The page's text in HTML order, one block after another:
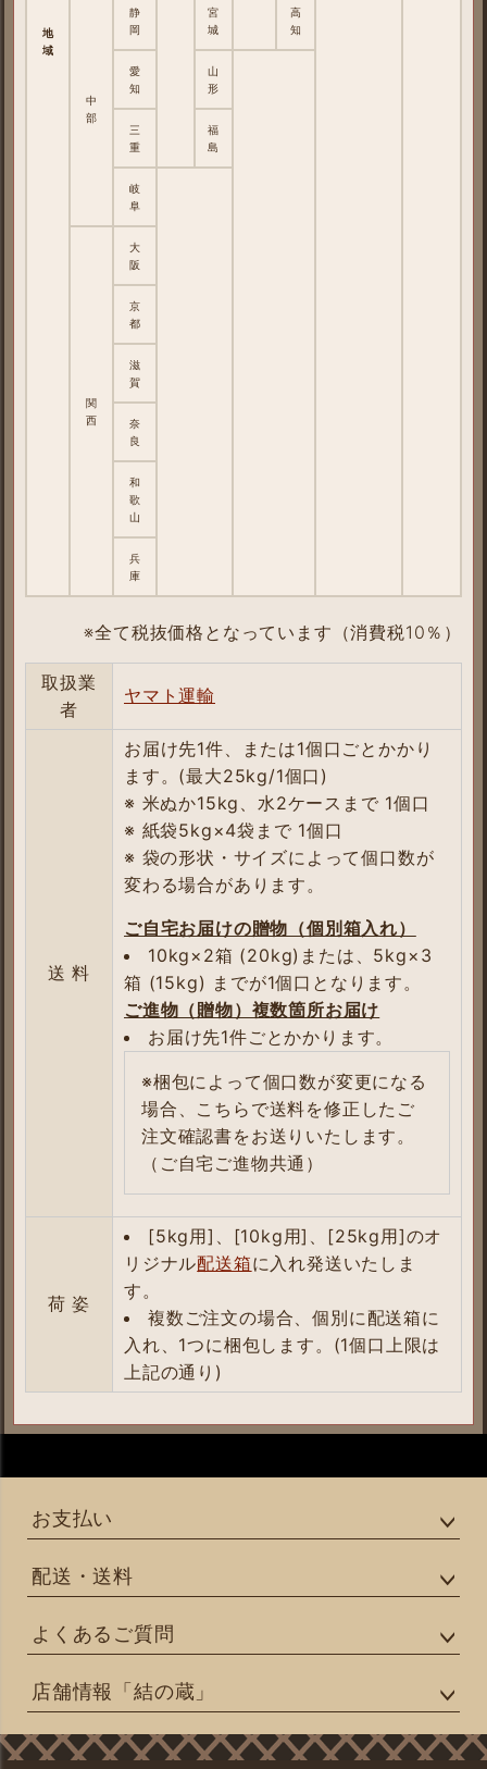
地
域
中
部
静
岡
宮
城
高
知
愛
知
山
形
三
重
福
島
岐
阜
関
西
大
阪
京
都
滋
賀
奈
良
和
歌
山
兵
庫
※全て税抜価格となっています（消費税10％）
取扱業
者
ヤマト運輸
送 料
お届け先1件、または1個口ごとかかり
ます。(最大25kg/1個口)
※ 米ぬか15kg、水2ケースまで 1個口
※ 紙袋5kg×4袋まで 1個口
※ 袋の形状・サイズによって個口数が
変わる場合があります。
ご自宅お届けの贈物（個別箱入れ）
10kg×2箱 (20kg)または、5kg×3
箱 (15kg) までが1個口となります。
ご進物（贈物）複数箇所お届け
お届け先1件ごとかかります。
※梱包によって個口数が変更になる
場合、こちらで送料を修正したご
注文確認書をお送りいたします。
（ご自宅ご進物共通）
荷 姿
[5kg用]、[10kg用]、[25kg用]のオ
リジナル配送箱に入れ発送いたしま
す。
複数ご注文の場合、個別に配送箱に
入れ、1つに梱包します。(1個口上限は
上記の通り)
お支払い
配送・送料
よくあるご質問
店舗情報「結の蔵」